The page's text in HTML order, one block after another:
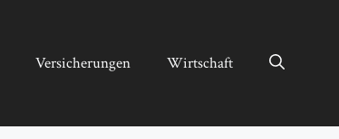
Versicherungen Wirtschaft